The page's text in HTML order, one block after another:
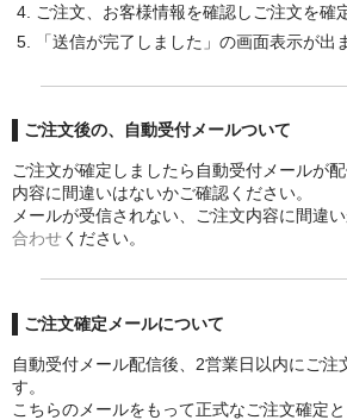
ご注文、お客様情報を確認しご注文を確
「送信が完了しました」の画面表示が出
ご注文後の、自動受付メールついて
ご注文が確定しましたら自動受付メールが
内容に間違いはないかご確認ください。
メールが受信されない、ご注文内容に間違
合わせください。
ご注文確定メールについて
自動受付メール配信後、2営業日以内にご注
す。
こちらのメールをもって正式なご注文確定と